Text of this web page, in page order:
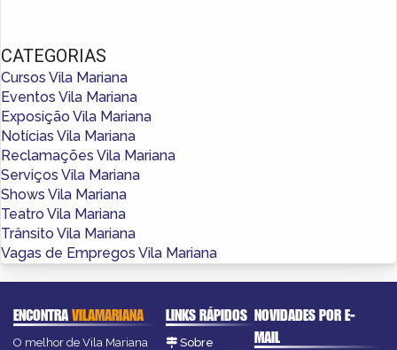
CATEGORIAS
Cursos Vila Mariana
Eventos Vila Mariana
Exposição Vila Mariana
Notícias Vila Mariana
Reclamações Vila Mariana
Serviços Vila Mariana
Shows Vila Mariana
Teatro Vila Mariana
Trânsito Vila Mariana
Vagas de Empregos Vila Mariana
ENCONTRAVILAMARIANA
O melhor de Vila Mariana
LINKS RÁPIDOS
Sobre
NOVIDADES POR E-
MAIL